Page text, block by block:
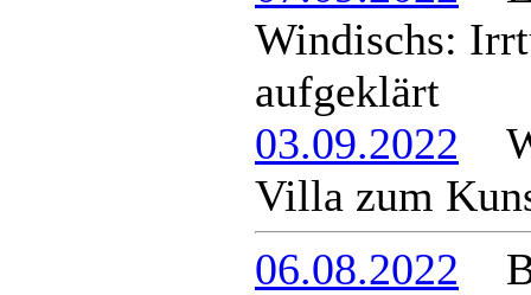
Windischs:
aufgeklärt
03.09.2022
Villa zum
06.08.2022